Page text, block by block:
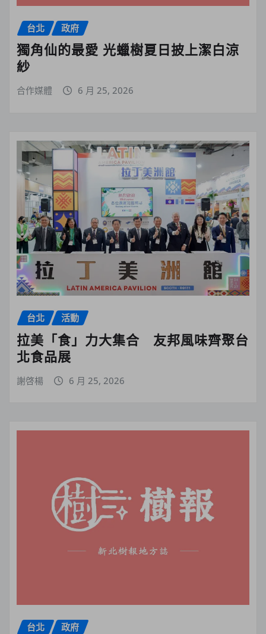
台北 政府
獨角仙的最愛 光蠟樹夏日披上潔白涼
紗
合作媒體 6 月 25, 2026
台北 活動
拉美「食」力大集合 友邦風味齊聚台
北食品展
謝啓楊 6 月 25, 2026
台北 政府